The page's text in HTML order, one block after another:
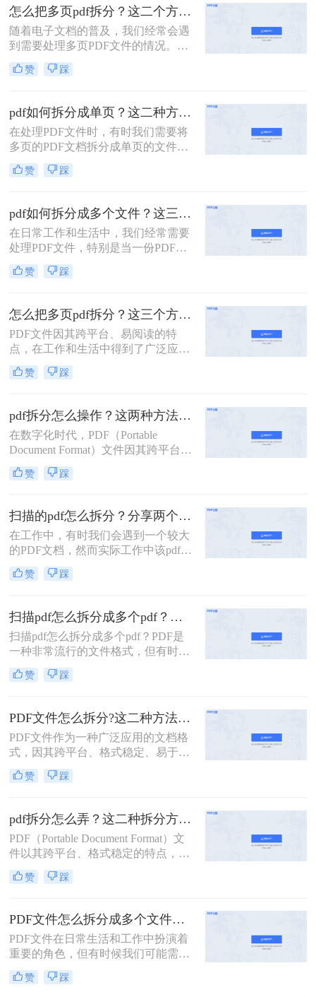
面，我将详细介绍怎么把一个大的pdf
拆分。
怎么把多页pdf拆分？这二个方法教你轻松拆分！
随着电子文档的普及，我们经常会遇
到需要处理多页PDF文件的情况。无
论是为了方便阅读或编辑，还是为了
分发文件，拆分PDF文件都是一个很
分呢？在本文中，我们将介绍一些简
单而有效的方法，帮助你快速拆分多
页PDF文件。
赞 踩
pdf如何拆分成单页？这二种方法可以有效解决你的问题！
在处理PDF文件时，有时我们需要将
多页的PDF文档拆分成单页的文件，
以便于单独查看、编辑或分享。那么
PDF如何拆分成单页呢？下面将详细
成单页文件。
赞 踩
pdf如何拆分成多个文件？这三种方法教你轻松拆分！
在日常工作和生活中，我们经常需要
处理PDF文件，特别是当一份PDF文
件内容过多，需要拆分成多个文件以
便分享、打印或存储时。本文将详细
用在线工具、专业软件以及操作系统
自带功能的方法。
赞 踩
怎么把多页pdf拆分？这三个方法教你轻松拆分！
PDF文件因其跨平台、易阅读的特
点，在工作和生活中得到了广泛应
用。然而，有时我们需要将多页的
PDF文件拆分成单独页面或多个部
么把多页pdf拆分呢？本文将介绍三种
拆分多页PDF文件的实用方法，帮助
您轻松应对各种拆分需求。
赞 踩
pdf拆分怎么操作？这两种方法简单好用！
在数字化时代，PDF（Portable
Document Format）文件因其跨平台兼
容性和内容稳定性而广受欢迎。然
而，有时我们需要对大型PDF文件进
分割成更小的单元，以便于管理、分
享或编辑。那么PDF拆分怎么操作
呢？本文将为您介绍几种常见的PDF
拆分方法，帮助您轻松完成这项任
务。
赞 踩
扫描的pdf怎么拆分？分享两个实用拆分的方法！
在工作中，有时我们会遇到一个较大
的PDF文档，然而实际工作中该pdf文
档的内容是分模块处理的。这时我们
就可以使用PDF拆分功能，将整个
文档，方便工作中文档的传输处理和
重要内容的查找。下面我们就将介绍
扫描的pdf怎么拆分方法，希望能给读
者的工作带来方便。
赞 踩
扫描pdf怎么拆分成多个pdf？这三种PDF拆分方法轻松搞定！
扫描pdf怎么拆分成多个pdf？PDF是
一种非常流行的文件格式，但有时候
我们需要将一个大的PDF文件拆分成
多个小的文件，以便于管理和分享。
赞 踩
PDF文件怎么拆分?这二种方法教你轻松拆分!
PDF文件作为一种广泛应用的文档格
式，因其跨平台、格式稳定、易于打
印等优点，在办公、学习等领域得到
了广泛的使用。然而，有时我们可能
地管理和使用其中的内容。那么PDF
文件怎么拆分呢？本文将详细介绍
PDF文件拆分的方法和步骤，帮助读
者轻松实现PDF文件的拆分操作。
赞 踩
pdf拆分怎么弄？这二种拆分方法看看！
PDF（Portable Document Format）文
件以其跨平台、格式稳定的特点，在
办公、学习等领域得到了广泛应用。
然而，有时我们需要对PDF文件进行
内容。本文将详细介绍pdf拆分怎么弄
的方法，帮助读者轻松完成这一操
作。
赞 踩
PDF文件怎么拆分成多个文件？看看这三种拆分方法！
PDF文件在日常生活和工作中扮演着
重要的角色，但有时候我们可能需要
将一个较大的PDF文件拆分成多个小
文件，以便更好地管理和使用。那么
赞 踩